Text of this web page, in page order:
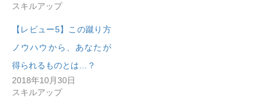
スキルアップ
【レビュー5】この蹴り方
ノウハウから、あなたが
得られるものとは…？
2018年10月30日
スキルアップ